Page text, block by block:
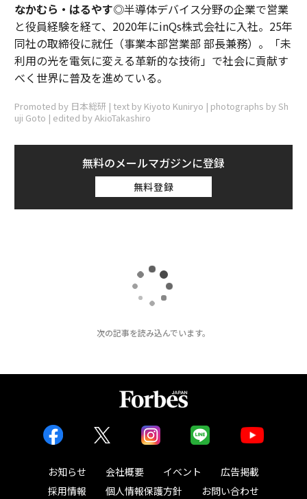
なかむら・はるやす◎半導体デバイス分野の企業で営業
と役員経験を経て、2020年にinQs株式会社に入社。25年
同社の取締役に就任（事業本部営業部 部長兼務）。「未
利用の光を電気に変える革新的な技術」で社会に貢献す
べく世界に普及を進めている。
Promoted by 日本総研 | text by Kiyoto Kuniryo | photographs by Sh
uji Goto | edited by AkioTakashiro
無料のメールマガジンに登録
無料登録
次の記事を読み込んでいます。
お知らせ 会社概要 イベント
広告掲載
採用情報
個人情報保護方針 お問い合わせ